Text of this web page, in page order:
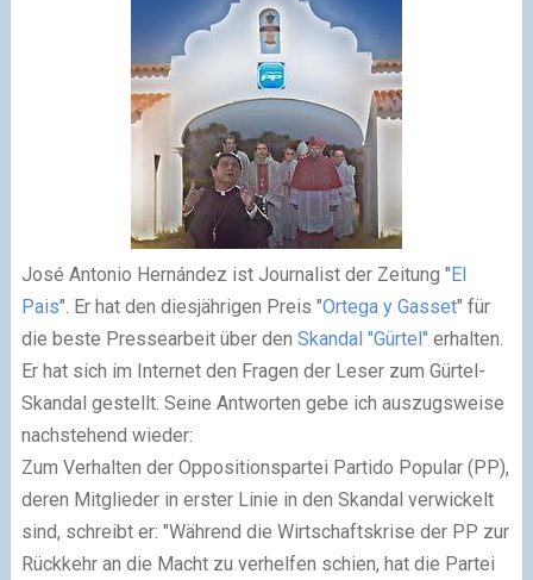
José Antonio Hernández ist Journalist der Zeitung "El
Pais". Er hat den diesjährigen Preis "Ortega y Gasset" für
die beste Pressearbeit über den Skandal "Gürtel" erhalten.
Er hat sich im Internet den Fragen der Leser zum Gürtel-
Skandal gestellt. Seine Antworten gebe ich auszugsweise
nachstehend wieder:
Zum Verhalten der Oppositionspartei Partido Popular (PP),
deren Mitglieder in erster Linie in den Skandal verwickelt
sind, schreibt er: "Während die Wirtschaftskrise der PP zur
Rückkehr an die Macht zu verhelfen schien, hat die Partei